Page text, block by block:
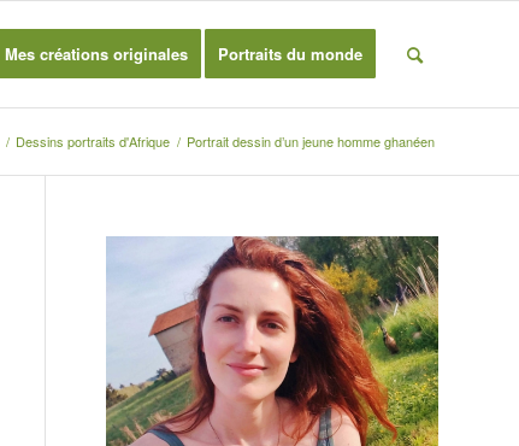
Mes créations originales Portraits du monde
/ Dessins portraits d'Afrique / Portrait dessin d’un jeune homme ghanéen